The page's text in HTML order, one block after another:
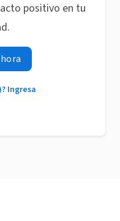
positivo en tu
Ingresa